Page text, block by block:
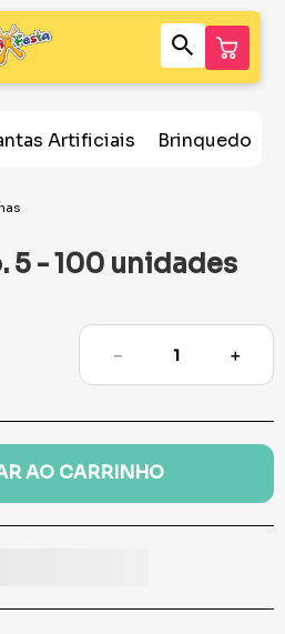
Artificiais Brinquedos
5 - 100 unidades
＋
－
AO CARRINHO